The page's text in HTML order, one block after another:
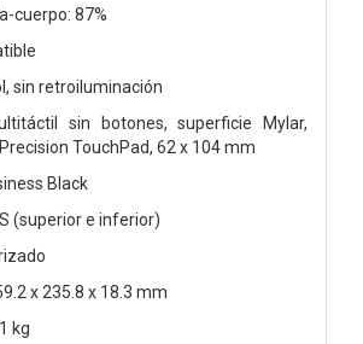
cuerpo: 87%
sin retroiluminación
sin botones, superficie Mylar,
TouchPad, 62 x 104 mm
Black
(superior e inferior)
x 235.8 x 18.3 mm
kg